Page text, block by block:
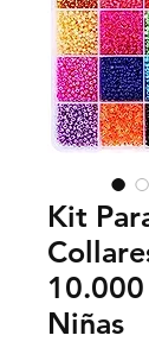
Kit
10.000
Niñas